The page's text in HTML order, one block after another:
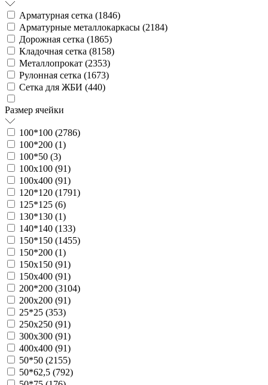
Арматурная сетка (1846)
Арматурные металлокаркасы (2184)
Дорожная сетка (1865)
Кладочная сетка (8158)
Металлопрокат (2353)
Рулонная сетка (1673)
Сетка для ЖБИ (440)
Размер ячейки
100*100 (2786)
100*200 (1)
100*50 (3)
100х100 (91)
100х400 (91)
120*120 (1791)
125*125 (6)
130*130 (1)
140*140 (133)
150*150 (1455)
150*200 (1)
150х150 (91)
150х400 (91)
200*200 (3104)
200х200 (91)
25*25 (353)
250х250 (91)
300х300 (91)
400х400 (91)
50*50 (2155)
50*62,5 (792)